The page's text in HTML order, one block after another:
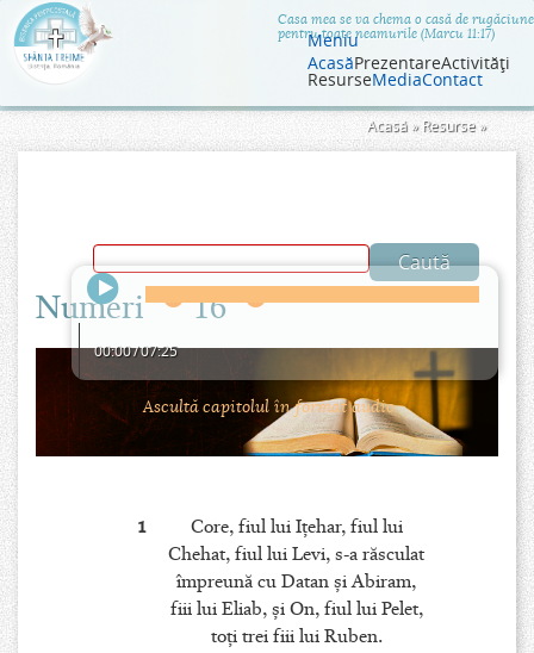
Jump to navigationCasa mea se va chema o casă de rugăciune
pentru toate neamurile (Marcu 11:17)
Meniu
AcasăPrezentareActivităţi
ResurseMediaContact
Eşti
aici
Acasă » Resurse»
Numeri 16
00:00/07:25
Ascultă capitolul în format audio.
1
Core, fiul lui Iţehar, fiul lui
Chehat, fiul lui Levi, s-a răsculat
împreună cu Datan şi Abiram,
fiii lui Eliab, şi On, fiul lui Pelet,
toţi trei fiii lui Ruben.